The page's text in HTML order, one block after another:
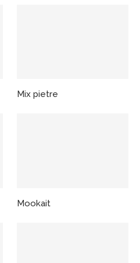
Mix pietre
Mookait